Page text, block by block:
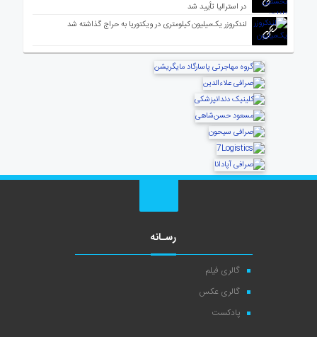
در استرالیا تأیید شد
لندکروزر یک‌میلیون کیلومتری در ویکتوریا به حراج گذاشته شد
رسـانه
گالری فیلم
گالری عکس
پادکست